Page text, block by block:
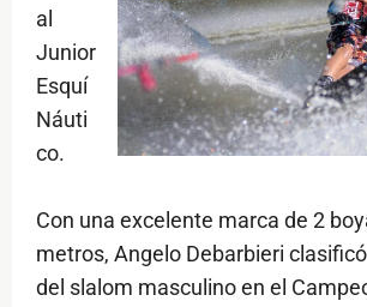
al
Junior
Esquí
Náuti
co.
Con una excelente marca de 2
metros, Angelo Debarbieri
del slalom masculino en el